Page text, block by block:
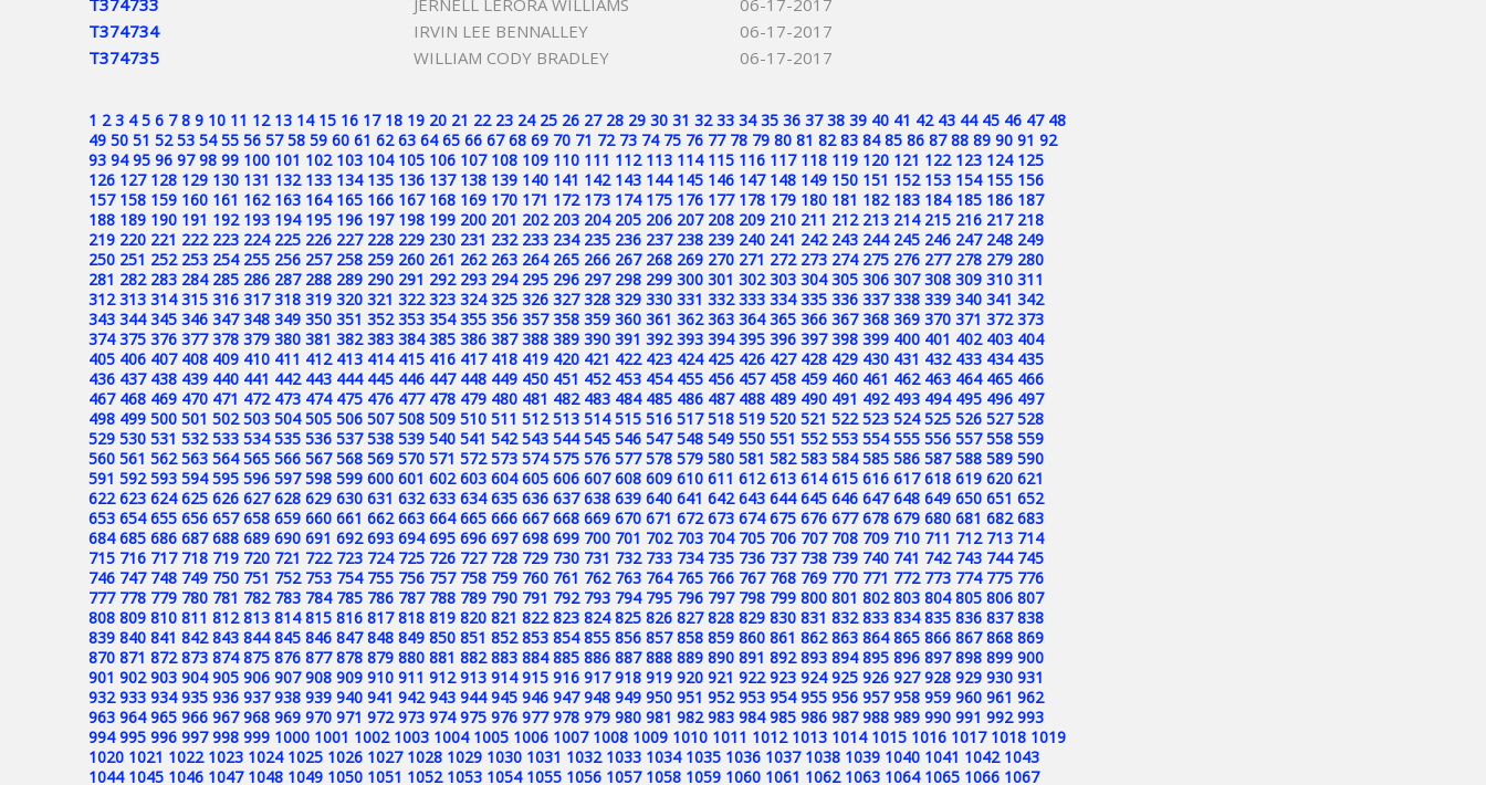
T374733
JERNELL LERORA WILLIAMS
06-17-2017
T374734
IRVIN LEE BENNALLEY
06-17-2017
T374735
WILLIAM CODY BRADLEY 06-17-2017
1 2 3 4 5 6 7 8 9 10 11 12 13 14 15 16 17 18 19 20 21 22 23 24 25 26 27 28 29 30 31 32 33 34 35 36 37 38 39 40 41 42 43 44 45 46 47 48
49 50 51 52 53 54 55 56 57 58 59 60 61 62 63 64 65 66 67 68 69 70 71 72 73 74 75 76 77 78 79 80 81 82 83 84 85 86 87 88 89 90 91 92
93 94 95 96 97 98 99 100 101 102 103 104 105 106 107 108 109 110 111 112 113 114 115 116 117 118 119 120 121 122 123 124 125
126 127 128 129 130 131 132 133 134 135 136 137 138 139 140 141 142 143 144 145 146 147 148 149 150 151 152 153 154 155 156
157 158 159 160 161 162 163 164 165 166 167 168 169 170 171 172 173 174 175 176 177 178 179 180 181 182 183 184 185 186 187
188 189 190 191 192 193 194 195 196 197 198 199 200 201 202 203 204 205 206 207 208 209 210 211 212 213 214 215 216 217 218
219 220 221 222 223 224 225 226 227 228 229 230 231 232 233 234 235 236 237 238 239 240 241 242 243 244 245 246 247 248 249
250 251 252 253 254 255 256 257 258 259 260 261 262 263 264 265 266 267 268 269 270 271 272 273 274 275 276 277 278 279 280
281 282 283 284 285 286 287 288 289 290 291 292 293 294 295 296 297 298 299 300 301 302 303 304 305 306 307 308 309 310 311
312 313 314 315 316 317 318 319 320 321 322 323 324 325 326 327 328 329 330 331 332 333 334 335 336 337 338 339 340 341 342
343 344 345 346 347 348 349 350 351 352 353 354 355 356 357 358 359 360 361 362 363 364 365 366 367 368 369 370 371 372 373
374 375 376 377 378 379 380 381 382 383 384 385 386 387 388 389 390 391 392 393 394 395 396 397 398 399 400 401 402 403 404
405 406 407 408 409 410 411 412 413 414 415 416 417 418 419 420 421 422 423 424 425 426 427 428 429 430 431 432 433 434 435
436 437 438 439 440 441 442 443 444 445 446 447 448 449 450 451 452 453 454 455 456 457 458 459 460 461 462 463 464 465 466
467 468 469 470 471 472 473 474 475 476 477 478 479 480 481 482 483 484 485 486 487 488 489 490 491 492 493 494 495 496 497
498 499 500 501 502 503 504 505 506 507 508 509 510 511 512 513 514 515 516 517 518 519 520 521 522 523 524 525 526 527 528
529 530 531 532 533 534 535 536 537 538 539 540 541 542 543 544 545 546 547 548 549 550 551 552 553 554 555 556 557 558 559
560 561 562 563 564 565 566 567 568 569 570 571 572 573 574 575 576 577 578 579 580 581 582 583 584 585 586 587 588 589 590
591 592 593 594 595 596 597 598 599 600 601 602 603 604 605 606 607 608 609 610 611 612 613 614 615 616 617 618 619 620 621
622 623 624 625 626 627 628 629 630 631 632 633 634 635 636 637 638 639 640 641 642 643 644 645 646 647 648 649 650 651 652
653 654 655 656 657 658 659 660 661 662 663 664 665 666 667 668 669 670 671 672 673 674 675 676 677 678 679 680 681 682 683
684 685 686 687 688 689 690 691 692 693 694 695 696 697 698 699 700 701 702 703 704 705 706 707 708 709 710 711 712 713 714
715 716 717 718 719 720 721 722 723 724 725 726 727 728 729 730 731 732 733 734 735 736 737 738 739 740 741 742 743 744 745
746 747 748 749 750 751 752 753 754 755 756 757 758 759 760 761 762 763 764 765 766 767 768 769 770 771 772 773 774 775 776
777 778 779 780 781 782 783 784 785 786 787 788 789 790 791 792 793 794 795 796 797 798 799 800 801 802 803 804 805 806 807
808 809 810 811 812 813 814 815 816 817 818 819 820 821 822 823 824 825 826 827 828 829 830 831 832 833 834 835 836 837 838
839 840 841 842 843 844 845 846 847 848 849 850 851 852 853 854 855 856 857 858 859 860 861 862 863 864 865 866 867 868 869
870 871 872 873 874 875 876 877 878 879 880 881 882 883 884 885 886 887 888 889 890 891 892 893 894 895 896 897 898 899 900
901 902 903 904 905 906 907 908 909 910 911 912 913 914 915 916 917 918 919 920 921 922 923 924 925 926 927 928 929 930 931
932 933 934 935 936 937 938 939 940 941 942 943 944 945 946 947 948 949 950 951 952 953 954 955 956 957 958 959 960 961 962
963 964 965 966 967 968 969 970 971 972 973 974 975 976 977 978 979 980 981 982 983 984 985 986 987 988 989 990 991 992 993
994 995 996 997 998 999 1000 1001 1002 1003 1004 1005 1006 1007 1008 1009 1010 1011 1012 1013 1014 1015 1016 1017 1018 1019
1020 1021 1022 1023 1024 1025 1026 1027 1028 1029 1030 1031 1032 1033 1034 1035 1036 1037 1038 1039 1040 1041 1042 1043
1044 1045 1046 1047 1048 1049 1050 1051 1052 1053 1054 1055 1056 1057 1058 1059 1060 1061 1062 1063 1064 1065 1066 1067